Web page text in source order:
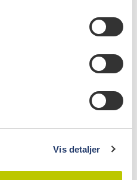
Vis detaljer
ikke har noget at gøre
osv. Måske er det et
fremfor almen